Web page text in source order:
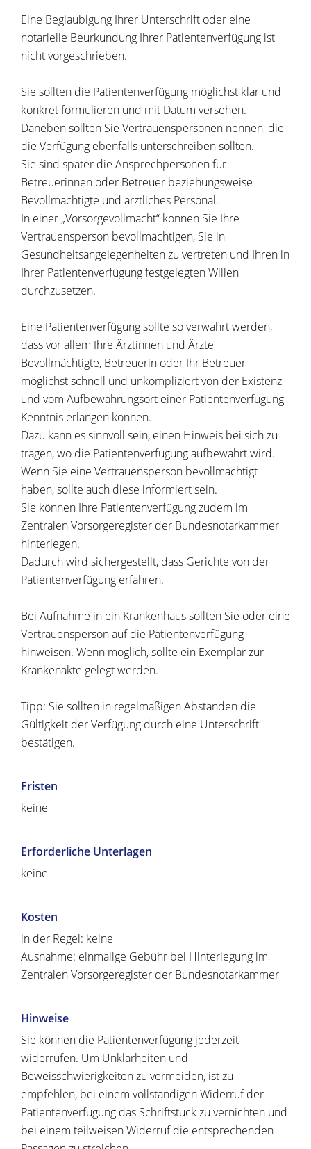
Eine Beglaubigung Ihrer Unterschrift oder eine
notarielle Beurkundung Ihrer Patientenverfügung ist
nicht vorgeschrieben.
Sie sollten die Patientenverfügung möglichst klar und
konkret formulieren und mit Datum versehen.
Daneben sollten Sie Vertrauenspersonen nennen, die
die Verfügung ebenfalls unterschreiben sollten.
Sie sind später die Ansprechpersonen für
Betreuerinnen oder Betreuer beziehungsweise
Bevollmächtigte und ärztliches Personal.
In einer „Vorsorgevollmacht“ können Sie Ihre
Vertrauensperson bevollmächtigen, Sie in
Gesundheitsangelegenheiten zu vertreten und Ihren in
Ihrer Patientenverfügung festgelegten Willen
durchzusetzen.
Eine Patientenverfügung sollte so verwahrt werden,
dass vor allem Ihre Ärztinnen und Ärzte,
Bevollmächtigte, Betreuerin oder Ihr Betreuer
möglichst schnell und unkompliziert von der Existenz
und vom Aufbewahrungsort einer Patientenverfügung
Kenntnis erlangen können.
Dazu kann es sinnvoll sein, einen Hinweis bei sich zu
tragen, wo die Patientenverfügung aufbewahrt wird.
Wenn Sie eine Vertrauensperson bevollmächtigt
haben, sollte auch diese informiert sein.
Sie können Ihre Patientenverfügung zudem im
Zentralen Vorsorgeregister der Bundesnotarkammer
hinterlegen.
Dadurch wird sichergestellt, dass Gerichte von der
Patientenverfügung erfahren.
Bei Aufnahme in ein Krankenhaus sollten Sie oder eine
Vertrauensperson auf die Patientenverfügung
hinweisen. Wenn möglich, sollte ein Exemplar zur
Krankenakte gelegt werden.
Tipp: Sie sollten in regelmäßigen Abständen die
Gültigkeit der Verfügung durch eine Unterschrift
bestätigen.
Fristen
keine
Erforderliche Unterlagen
keine
Kosten
in der Regel: keine
Ausnahme: einmalige Gebühr bei Hinterlegung im
Zentralen Vorsorgeregister der Bundesnotarkammer
Hinweise
Sie können die Patientenverfügung jederzeit
widerrufen. Um Unklarheiten und
Beweisschwierigkeiten zu vermeiden, ist zu
empfehlen, bei einem vollständigen Widerruf der
Patientenverfügung das Schriftstück zu vernichten und
bei einem teilweisen Widerruf die entsprechenden